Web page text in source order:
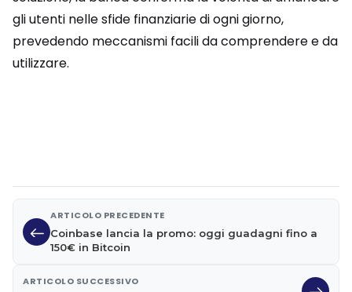
gli utenti nelle sfide finanziarie di ogni giorno,
prevedendo meccanismi facili da comprendere e da
utilizzare.
ARTICOLO PRECEDENTE
Coinbase lancia la promo: oggi guadagni fino a
150€ in Bitcoin
ARTICOLO SUCCESSIVO